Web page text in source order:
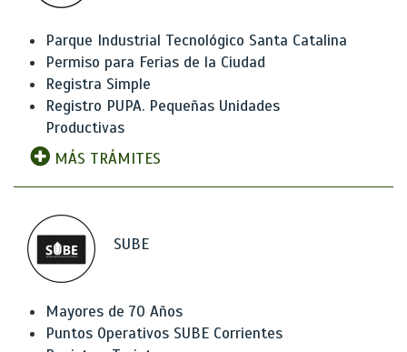
Parque Industrial Tecnológico Santa Catalina
Permiso para Ferias de la Ciudad
Registra Simple
Registro PUPA. Pequeñas Unidades
Productivas
MÁS TRÁMITES
SUBE
Mayores de 70 Años
Puntos Operativos SUBE Corrientes